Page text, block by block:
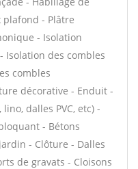
plafond - Plâtre
- Isolation
des combles
combles
décorative - Enduit -
dalles PVC, etc) -
- Bétons
- Clôture - Dalles
de gravats - Cloisons